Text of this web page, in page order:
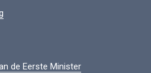
de Eerste Minister